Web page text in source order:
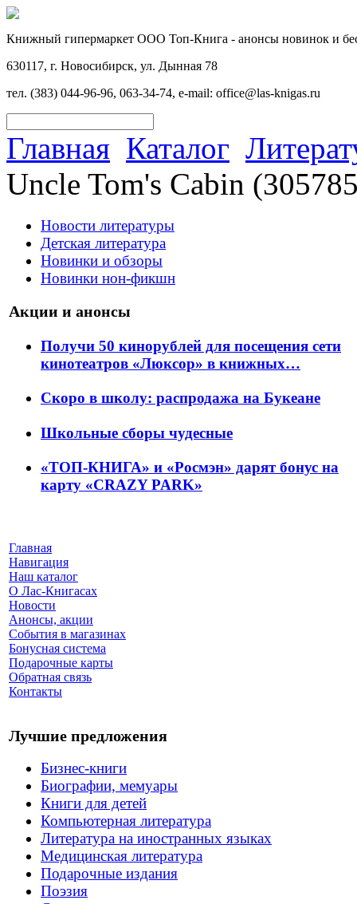
Книжный гипермаркет ООО Топ-Книга - анонсы новинок и
630117, г. Новосибирск, ул. Дынная 78
тел. (383) 044-96-96, 063-34-74, e-mail: office@las-knigas.ru
Главная Каталог
Uncle Tom's Cabin
Новости литературы
Детская литература
Новинки и обзоры
Новинки нон-фикшн
Акции и анонсы
Получи 50 кинорублей для посещения сети
кинотеатров «Люксор» в книжных…
Скоро в школу: распродажа на Букеане
Школьные сборы чудесные
«ТОП-КНИГА» и «Росмэн» дарят бонус на
карту «CRAZY PARK»
Главная
Навигация
Наш каталог
О Лас-Книгасах
Новости
Анонсы, акции
События в магазинах
Бонусная система
Подарочные карты
Обратная связь
Контакты
Лучшие предложения
Бизнес-книги
Биографии, мемуары
Книги для детей
Компьютерная литература
Литература на иностранных языках
Медицинская литература
Подарочные издания
Поэзия